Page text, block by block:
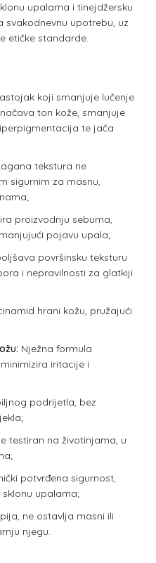
upalama i tinejdžersku
svakodnevnu upotrebu, uz
etičke standarde.
koji smanjuje lučenje
ton kože, smanjuje
te jača
tekstura ne
sigurnim za masnu,
proizvodnju sebuma,
pojavu upala;
površinsku teksturu
i nepravilnosti za glatkiji
hrani kožu, pružajući
Nježna formula
iritacije i
podrijetla, bez
testiran na životinjama, u
potvrđena sigurnost,
upalama;
ne ostavlja masni ili
njegu.